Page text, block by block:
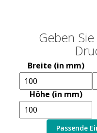
Geben
Breite (in mm)
Höhe (in mm)
Passende